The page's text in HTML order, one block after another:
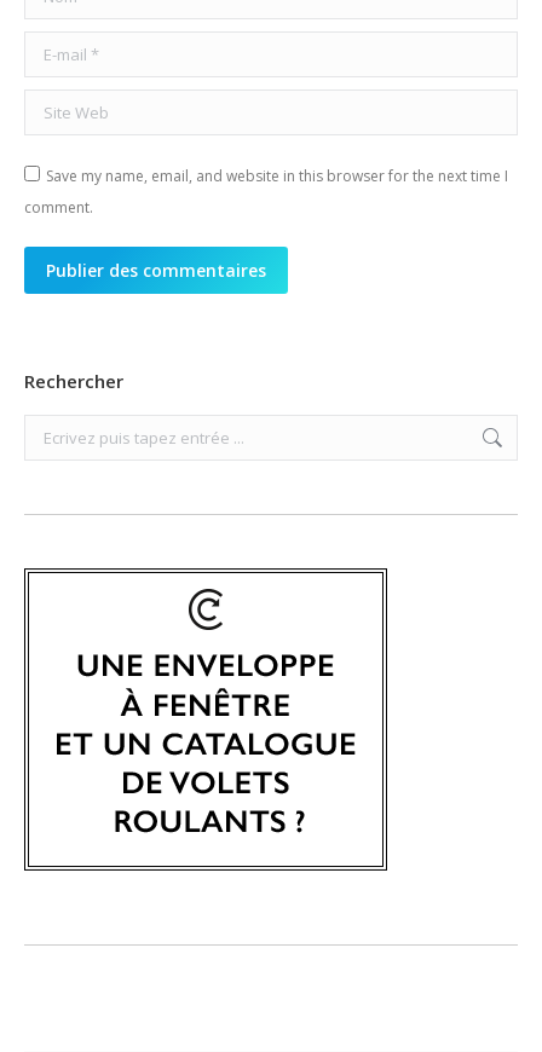
E-mail *
Site Web
Save my name, email, and website in this browser for the next time I
comment.
Publier des commentaires
Rechercher
Search: